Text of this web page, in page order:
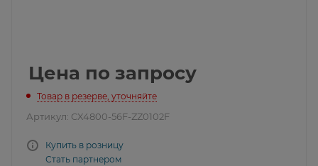
Цена по запросу
Товар в резерве, уточняйте
Артикул: CX4800-56F-ZZ0102F
Купить в розницу
Стать партнером